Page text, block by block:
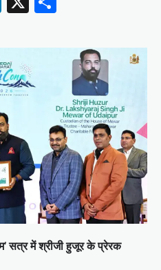
सत्र में श्रीजी हुजूर के प्रेरक